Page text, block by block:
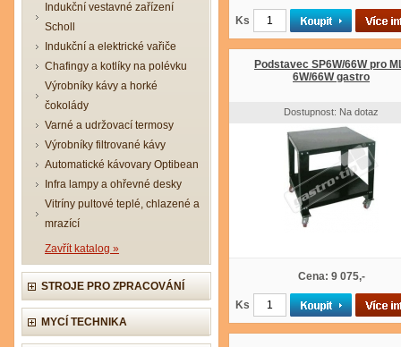
Indukční vestavné zařízení
Scholl
Indukční a elektrické vařiče
Chafingy a kotlíky na polévku
Výrobníky kávy a horké
čokolády
Varné a udržovací termosy
Výrobníky filtrované kávy
Automatické kávovary Optibean
Infra lampy a ohřevné desky
Vitríny pultové teplé, chlazené a
mrazící
Zavřít katalog »
STROJE PRO ZPRACOVÁNÍ
MYCÍ TECHNIKA
Ks
Podstavec SP6W/66W pro
6W/66W gastro
Dostupnost: Na dotaz
Cena: 9 075,-
Ks